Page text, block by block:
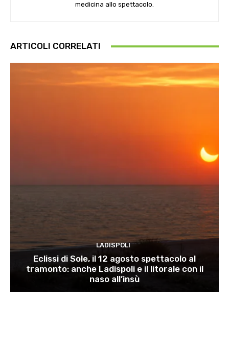
medicina allo spettacolo.
ARTICOLI CORRELATI
LADISPOLI
Eclissi di Sole, il 12 agosto spettacolo al
tramonto: anche Ladispoli e il litorale con il
naso all’insù